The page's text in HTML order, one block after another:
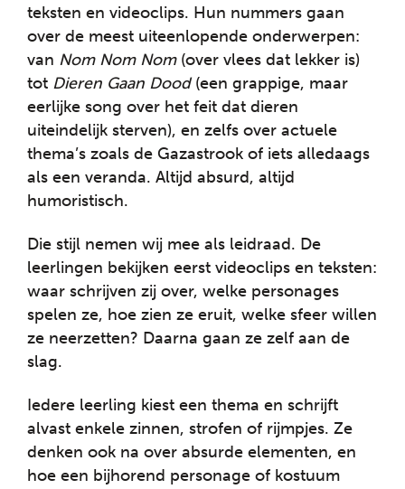
teksten en videoclips. Hun nummers gaan
over de meest uiteenlopende onderwerpen:
van Nom Nom Nom(over vlees dat lekker is)
tot Dieren Gaan Dood(een grappige, maar
eerlijke song over het feit dat dieren
uiteindelijk sterven), en zelfs over actuele
thema’s zoals de Gazastrook of iets alledaags
als een veranda. Altijd absurd, altijd
humoristisch.
Die stijl nemen wij mee als leidraad. De
leerlingen bekijken eerst videoclips en teksten:
waar schrijven zij over, welke personages
spelen ze, hoe zien ze eruit, welke sfeer willen
ze neerzetten? Daarna gaan ze zelf aan de
slag.
Iedere leerling kiest een thema en schrijft
alvast enkele zinnen, strofen of rijmpjes. Ze
denken ook na over absurde elementen, en
hoe een bijhorend personage of kostuum